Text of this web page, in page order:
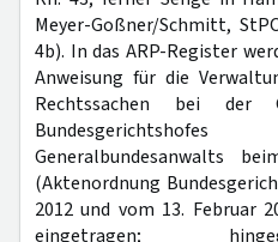
Meyer-Goßner/Schmitt,
4b). In das ARP-Register
Anweisung für die
Rechtssachen bei der
Generalbundesanwalts
(Aktenordnung
2012 und vom 13. Februar
eingetragen;